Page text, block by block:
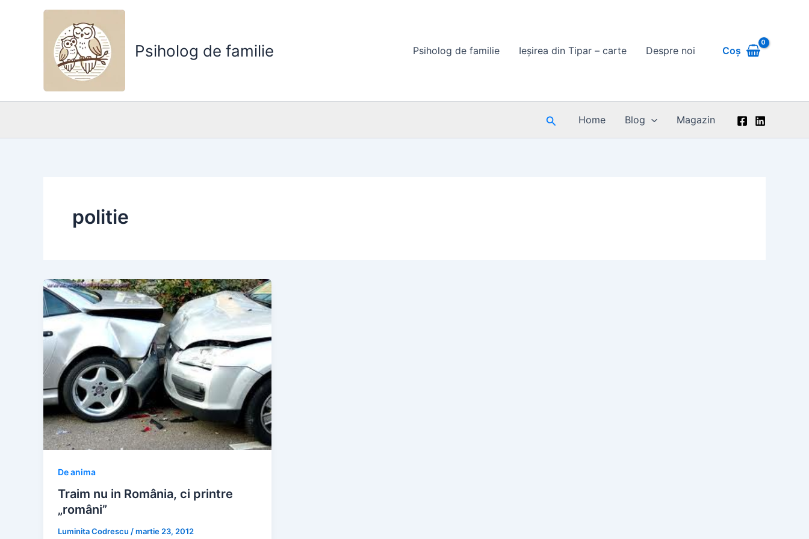
Psiholog de familie Psiholog de familie Ieșirea din Tipar – carte Despre noi Coș
SearchHome Blog Magazin
politie
De anima
Traim nu in România, ci printre
„români”
Luminita Codrescu /martie 23, 2012